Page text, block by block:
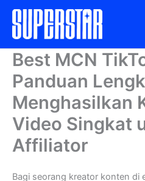
Skip
content
Best MCN
Panduan
Menghasilkan
Video Singkat
Affiliator
Bagi seorang kreator konten di